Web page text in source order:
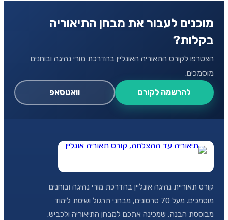
מוכנים לעבור את מבחן התיאוריה
בקלות?
הצטרפו לקורס התאוריה האונליין בהדרכת מורי נהיגה ובוחנים
מוסמכים.
להרשמה לקורס
וואטסאפ
קורס תאוריית נהיגה אונליין בהדרכת מורי נהיגה ובוחנים
מוסמכים. מעל 70 סרטונים, מבחני תרגול ושיטת לימוד
מבוססת הבנה, שמכינה אתכם למבחן התיאוריה ולכביש.